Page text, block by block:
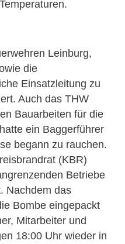
Leinburg,
die
Einsatzleitung zu
Auch das THW
Bauarbeiten für die
ein Baggerführer
begann zu rauchen.
(KBR)
Betriebe
Nachdem das
Bombe eingepackt
Mitarbeiter und
18:00 Uhr wieder in